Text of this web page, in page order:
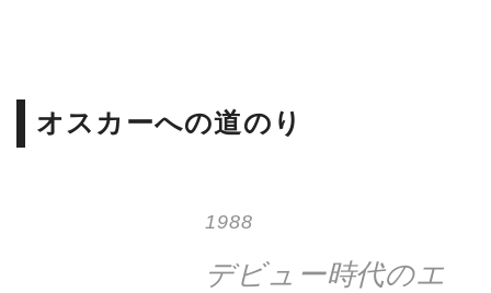
オスカーへの道のり
1988
デビュー時代のエ